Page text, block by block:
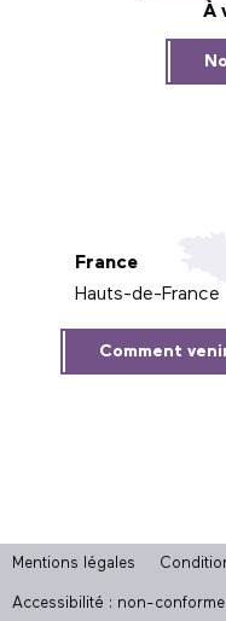
À
France
Hauts-de-France
Comment
Mentions légales
Accessibilité : non-conforme